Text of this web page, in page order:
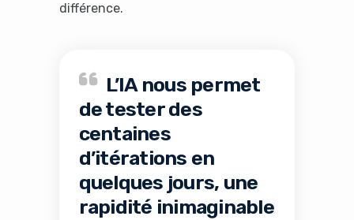
différence.
L’IA nous permet
de tester des
centaines
d’itérations en
quelques jours, une
rapidité inimaginable